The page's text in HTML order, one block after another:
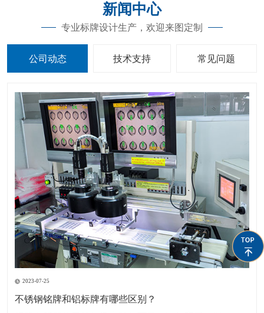
新闻中心
专业标牌设计生产，欢迎来图定制
公司动态 技术支持 常见问题
2023-07-25
不锈钢铭牌和铝标牌有哪些区别？